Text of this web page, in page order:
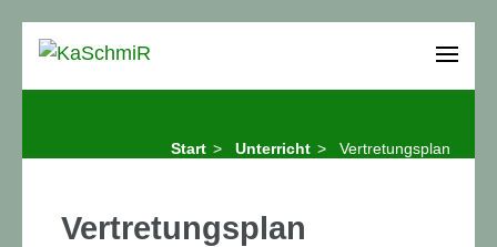
Zum
Inhalt
springen
drücken)
KaSchmiR
Start > Unterricht > Vertretungsplan
Vertretungsplan